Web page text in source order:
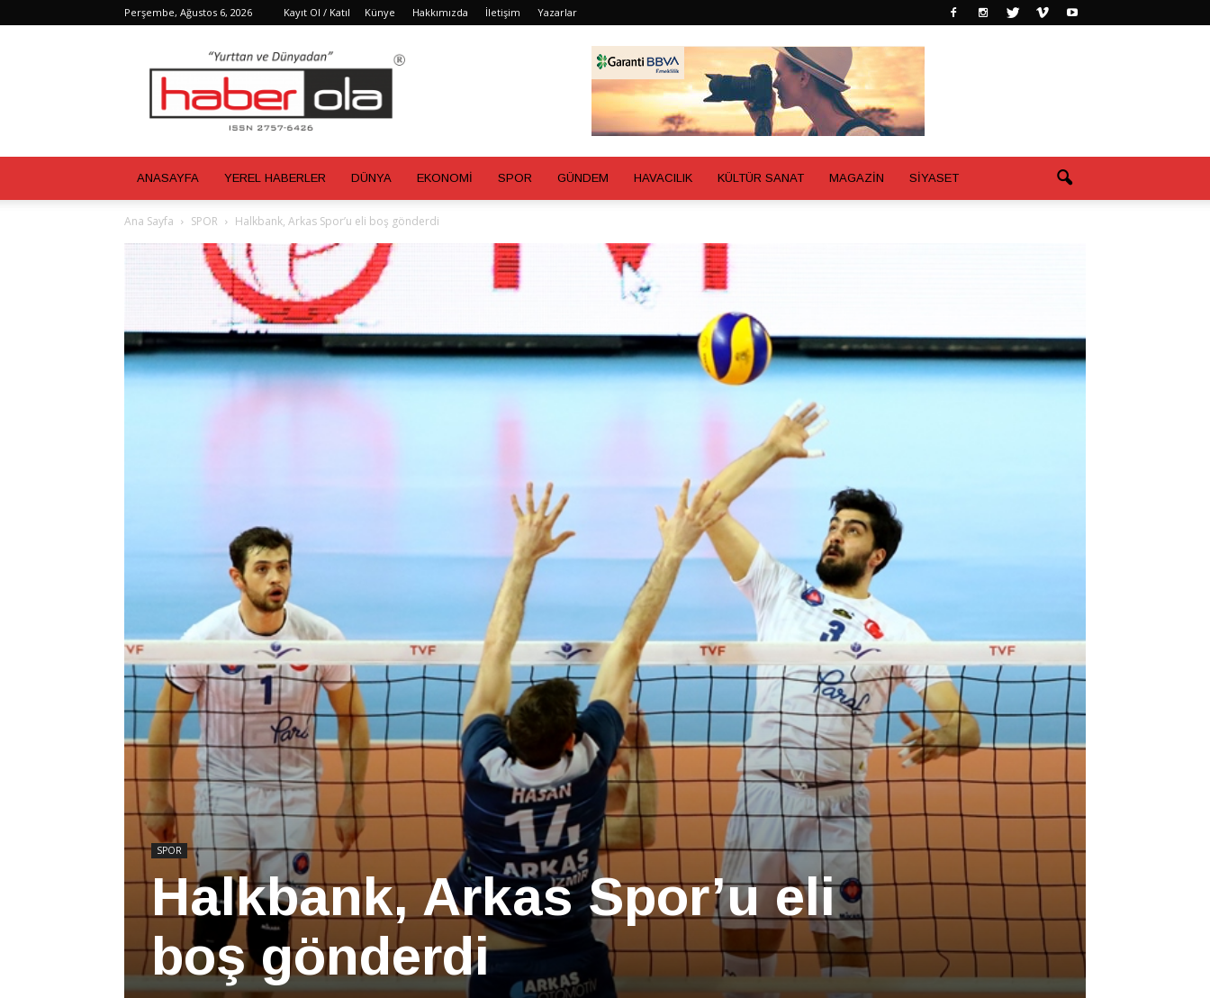
Perşembe, Ağustos 6, 2026 Kayıt Ol / Katıl Künye Hakkımızda İletişim Yazarlar
ANASAYFA YEREL HABERLER DÜNYA EKONOMİ SPOR GÜNDEM HAVACILIK KÜLTÜR SANAT MAGAZİN SİYASET
Ana Sayfa SPOR Halkbank, Arkas Spor’u eli boş gönderdi
SPOR
Halkbank, Arkas Spor’u eli
boş gönderdi